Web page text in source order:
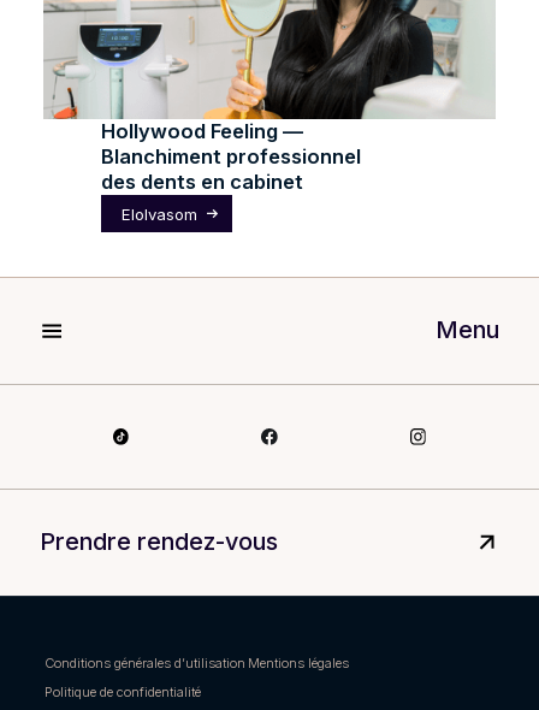
Hollywood Feeling —
Blanchiment professionnel
des dents en cabinet
Elolvasom
Menu
Prendre rendez-vous
Conditions générales d’utilisation Mentions légales
Politique de confidentialité